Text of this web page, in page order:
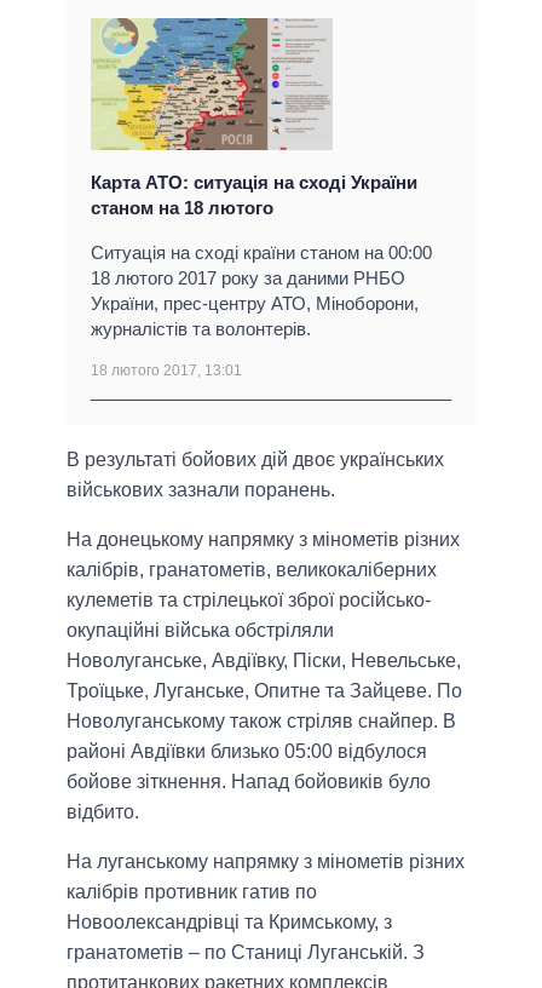
Карта АТО: ситуація на сході України
станом на 18 лютого
Ситуація на сході країни станом на 00:00
18 лютого 2017 року за даними РНБО
України, прес-центру АТО, Міноборони,
журналістів та волонтерів.
18 лютого 2017, 13:01
В результаті бойових дій двоє українських
військових зазнали поранень.
На донецькому напрямку з мінометів різних
калібрів, гранатометів, великокаліберних
кулеметів та стрілецької зброї російсько-
окупаційні війська обстріляли
Новолуганське, Авдіївку, Піски, Невельське,
Троїцьке, Луганське, Опитне та Зайцеве. По
Новолуганському також стріляв снайпер. В
районі Авдіївки близько 05:00 відбулося
бойове зіткнення. Напад бойовиків було
відбито.
На луганському напрямку з мінометів різних
калібрів противник гатив по
Новоолександрівці та Кримському, з
гранатометів – по Станиці Луганській. З
протитанкових ракетних комплексів